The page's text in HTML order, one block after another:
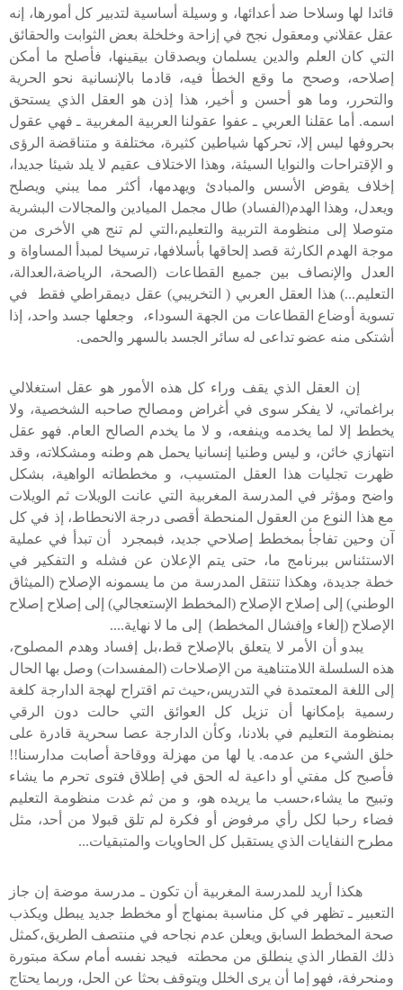
قائدا لها وسلاحا ضد أعدائها، و وسيلة أساسية لتدبير كل أمورها،
إنه
عقل عقلاني ومعقول نجح في إزاحة وخلخلة بعض الثوابت والحقائق
التي كان العلم والدين يسلمان ويصدقان بيقينها، فأصلح ما أمكن
إصلاحه، وصحح ما وقع الخطأ فيه، قادما بالإنسانية نحو الحرية
والتحرر، وما هو أحسن و أخير، هذا إذن هو العقل الذي يستحق
اسمه. أما عقلنا العربي ـ عفوا عقولنا العربية المغربية ـ فهي عقول
بحروفها ليس إلا، تحركها شياطين كثيرة، مختلفة و متناقضة الرؤى
و الإقتراحات والنوايا السيئة، وهذا الاختلاف عقيم لا يلد شيئا جديدا،
إخلاف يقوض الأسس والمبادئ ويهدمها، أكثر مما يبني ويصلح
ويعدل، وهذا الهدم(الفساد) طال مجمل الميادين والمجالات البشرية
متوصلا إلى منظومة التربية والتعليم،التي لم تنج هي الأخرى من
موجة الهدم الكارثة قصد إلحاقها بأسلافها، ترسيخا لمبدأ المساواة و
العدل والإنصاف بين جميع القطاعات (الصحة، الرياضة،العدالة،
التعليم...) هذا العقل العربي ( التخريبي) عقل ديمقراطي فقط في
تسوية أوضاع القطاعات من الجهة السوداء، وجعلها جسد واحد، إذا
أشتكى منه عضو تداعى له سائر الجسد بالسهر والحمى.
إن العقل الذي يقف وراء كل هذه الأمور هو عقل استغلالي
براغماتي، لا يفكر سوى في أغراض ومصالح صاحبه الشخصية، ولا
يخطط إلا لما يخدمه وينفعه، و لا ما يخدم الصالح العام. فهو عقل
انتهازي خائن، و ليس وطنيا إنسانيا يحمل هم وطنه ومشكلاته، وقد
ظهرت تجليات هذا العقل المتسيب، و مخططاته الواهية، بشكل
واضح ومؤثر في المدرسة المغربية التي عانت الويلات ثم الويلات
مع هذا النوع من العقول المنحطة أقصى درجة الانحطاط، إذ في كل
آن وحين تفاجأ بمخطط إصلاحي جديد، فبمجرد أن تبدأ في عملية
الاستئناس ببرنامج ما، حتى يتم الإعلان عن فشله و التفكير في
خطة جديدة، وهكذا تنتقل المدرسة من ما يسمونه الإصلاح (الميثاق
الوطني) إلى إصلاح الإصلاح (المخطط الإستعجالي) إلى إصلاح إصلاح
الإصلاح (إلغاء وإفشال المخطط) إلى ما لا نهاية....
يبدو أن الأمر لا يتعلق بالإصلاح قط،بل إفساد وهدم المصلوح،
هذه السلسلة اللامتناهية من الإصلاحات (المفسدات) وصل بها الحال
إلى اللغة المعتمدة في التدريس،حيث تم اقتراح لهجة الدارجة كلغة
رسمية بإمكانها أن تزيل كل العوائق التي حالت دون الرقي
بمنظومة التعليم في بلادنا، وكأن الدارجة عصا سحرية قادرة على
خلق الشيء من عدمه. يا لها من مهزلة ووقاحة أصابت مدارسنا!!
فأصبح كل مفتي أو داعية له الحق في إطلاق فتوى تحرم ما يشاء
وتبيح ما يشاء،حسب ما يريده هو، و من ثم غدت منظومة التعليم
فضاء رحبا لكل رأي مرفوض أو فكرة لم تلق قبولا من أحد، مثل
مطرح النفايات الذي يستقبل كل الحاويات والمتبقيات...
هكذا أريد للمدرسة المغربية أن تكون ـ مدرسة موضة إن جاز
التعبير ـ تظهر في كل مناسبة بمنهاج أو مخطط جديد يبطل ويكذب
صحة المخطط السابق ويعلن عدم نجاحه في منتصف الطريق،كمثل
ذلك القطار الذي ينطلق من محطته فيجد نفسه أمام سكة مبتورة
ومنحرفة، فهو إما أن يرى الخلل ويتوقف بحثا عن الحل، وربما يحتاج